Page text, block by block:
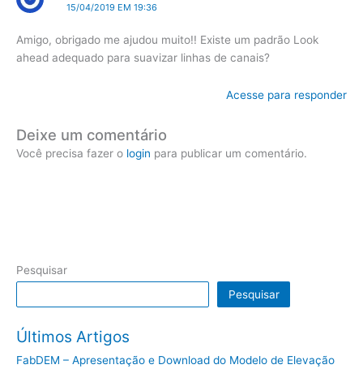
15/04/2019 EM 19:36
Amigo, obrigado me ajudou muito!! Existe um padrão Look
ahead adequado para suavizar linhas de canais?
Acesse para responder
Deixe um comentário
Você precisa fazer o login para publicar um comentário.
Pesquisar
Pesquisar
Últimos Artigos
FabDEM – Apresentação e Download do Modelo de Elevação